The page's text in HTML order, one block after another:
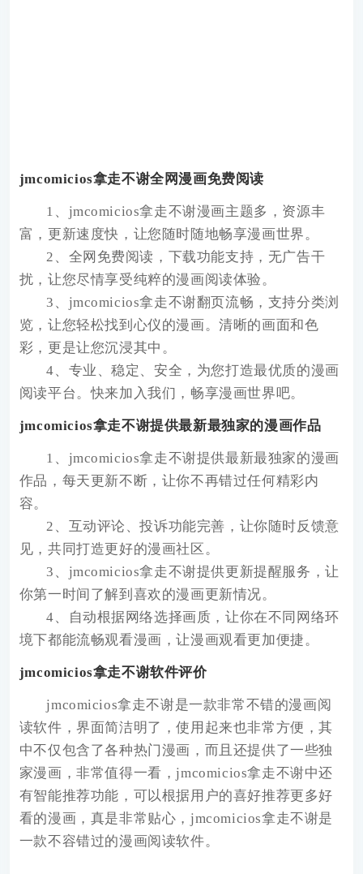
jmcomicios拿走不谢全网漫画免费阅读
1、jmcomicios拿走不谢漫画主题多，资源丰
富，更新速度快，让您随时随地畅享漫画世界。
2、全网免费阅读，下载功能支持，无广告干
扰，让您尽情享受纯粹的漫画阅读体验。
3、jmcomicios拿走不谢翻页流畅，支持分类浏
览，让您轻松找到心仪的漫画。清晰的画面和色
彩，更是让您沉浸其中。
4、专业、稳定、安全，为您打造最优质的漫画
阅读平台。快来加入我们，畅享漫画世界吧。
jmcomicios拿走不谢提供最新最独家的漫画作品
1、jmcomicios拿走不谢提供最新最独家的漫画
作品，每天更新不断，让你不再错过任何精彩内
容。
2、互动评论、投诉功能完善，让你随时反馈意
见，共同打造更好的漫画社区。
3、jmcomicios拿走不谢提供更新提醒服务，让
你第一时间了解到喜欢的漫画更新情况。
4、自动根据网络选择画质，让你在不同网络环
境下都能流畅观看漫画，让漫画观看更加便捷。
jmcomicios拿走不谢软件评价
jmcomicios拿走不谢是一款非常不错的漫画阅
读软件，界面简洁明了，使用起来也非常方便，其
中不仅包含了各种热门漫画，而且还提供了一些独
家漫画，非常值得一看，jmcomicios拿走不谢中还
有智能推荐功能，可以根据用户的喜好推荐更多好
看的漫画，真是非常贴心，jmcomicios拿走不谢是
一款不容错过的漫画阅读软件。